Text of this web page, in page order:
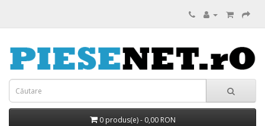
0 produs(e) - 0,00 RON